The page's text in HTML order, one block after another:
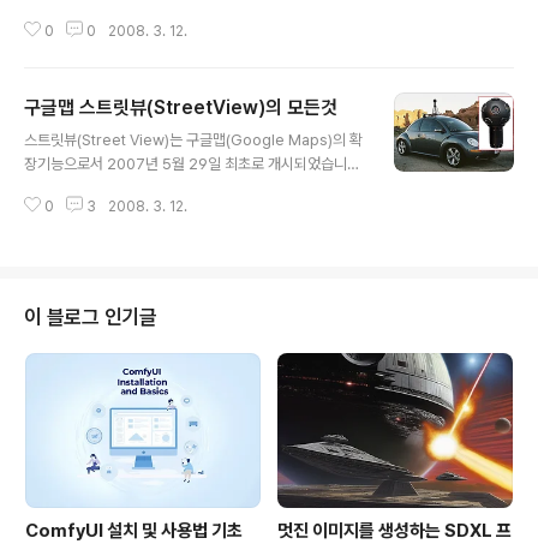
글은 환경에 관심이 아주 많고 적극적인 투자를 하고 있습
스럽게 여기며, 무료 통근 셔틀 버스를 운행하고, 직원이 하
이브리드 자동차를 구입할 때는 지원금도 내준다"고 합니
다. 그 일환으로 구글에서는 대중교통정보를 제공하는데도
르노), 15(쥐리히), 61(미국), 67(미국 및 아시아), 99(캐
0 0 2008. 3. 12.
구글맵 스트릿뷰(StreetView)의 모든것
스트릿뷰(Street View)는 구글맵(Google Maps)의 확
장기능으로서 2007년 5월 29일 최초로 개시되었습니다.
럼 2007(Seoul Digital Forum 2007)의 특별연설에서
하다고 논쟁을 벌이기도 했었습니다. 하지만, 스트릿뷰는
타임즈지 선정 2007년 컴퓨터부문 최고의 발명품에도 6
위로 선정될 만큼 끊임없이 화제를 몰고 다니고 있습니다.
사실 이제 많은 분들이 스트릿뷰에 대해서 알고 있고, 기능
도 그다지 복잡하지 않기 때문에 따로 소개드릴 필요는 없..
0 3 2008. 3. 12.
이 블로그 인기글
ComfyUI 설치 및 사용법 기초
멋진 이미지를 생성하는 SDXL 프